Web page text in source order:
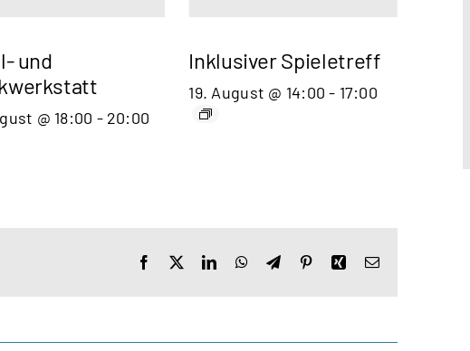
und
@ 18:00 - 20:00
Inklusiver Spieletreff
19. August @ 14:00 - 17:00
Facebook LinkedInWhatsApp
TelegramPinterestXingE-